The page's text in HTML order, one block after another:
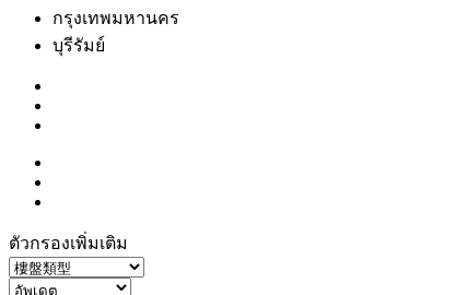
กรุงเทพมหานคร
บุรีรัมย์
ตัวกรองเพิ่มเติม